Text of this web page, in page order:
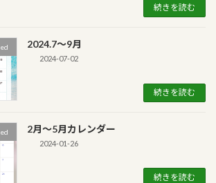
続きを読む
2024.7〜9月
2024-07-02
続きを読む
2月〜5月カレンダー
2024-01-26
続きを読む